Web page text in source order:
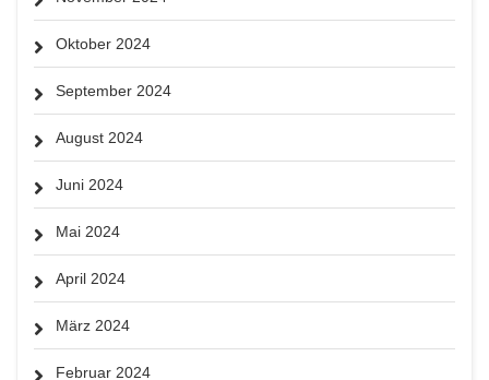
Oktober 2024
September 2024
August 2024
Juni 2024
Mai 2024
April 2024
März 2024
Februar 2024